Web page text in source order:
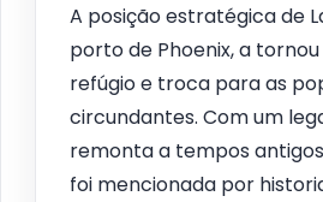
A posição estratégica de
porto de Phoenix, a
refúgio e troca para as
circundantes. Com um
remonta a tempos
foi mencionada por